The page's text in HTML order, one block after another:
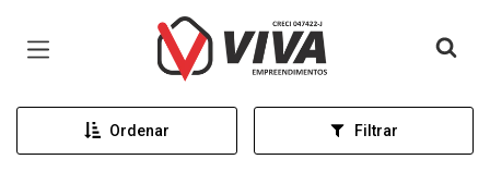
Página inicial
Ordenar Filtrar